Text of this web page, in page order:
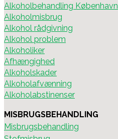
Alkoholbehandling København
Alkoholmisbrug
Alkohol rådgivning
Alkohol problem
Alkoholiker
Afhængighed
Alkoholskader
Alkoholafvænning
Alkoholabstinenser
MISBRUGSBEHANDLING
Misbrugsbehandling